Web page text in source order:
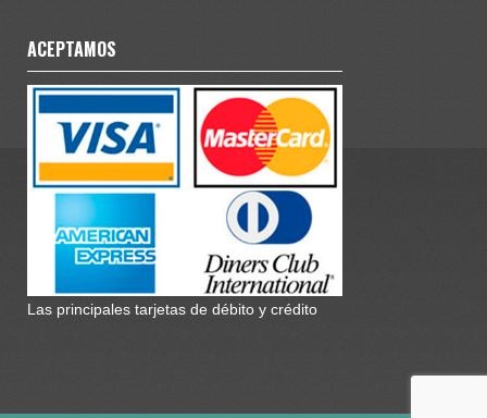
ACEPTAMOS
Las principales tarjetas de débito y crédito